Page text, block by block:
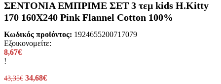
ΣΕΝΤΟΝΙΑ ΕΜΠΡΙΜΕ ΣΕΤ 3 τεμ kids H.Kitty
170 160X240 Pink Flannel Cotton 100%
Κωδικός προϊόντος: 1924655200717079
Εξοικονομείτε:
8,67€
!
43,35€ Original
34,68€